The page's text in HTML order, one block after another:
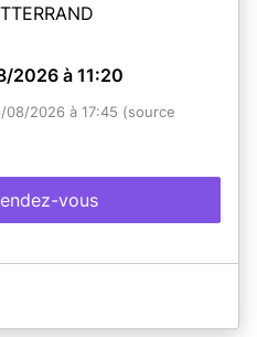
2026 à 11:20
2026 à 17:45 (source
vous